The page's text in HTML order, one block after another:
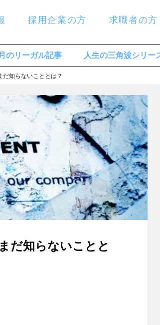
採用企業の方 求職者の方
のリーガル記事 人生の三角波シリー
知らないこととは？
だ知らないことと